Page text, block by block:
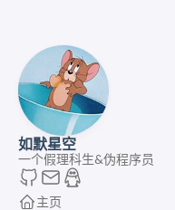
如默星空
一个假理科生&伪程序员
主页